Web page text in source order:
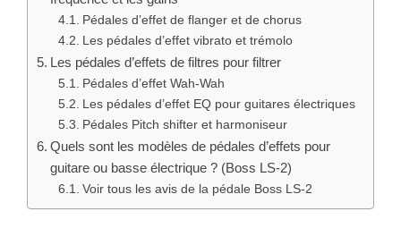
Pédales d’effet de flanger et de chorus
Les pédales d’effet vibrato et trémolo
Les pédales d’effets de filtres pour filtrer
Pédales d’effet Wah-Wah
Les pédales d’effet EQ pour guitares électriques
Pédales Pitch shifter et harmoniseur
Quels sont les modèles de pédales d’effets pour
guitare ou basse électrique ? (Boss LS-2)
Voir tous les avis de la pédale Boss LS-2